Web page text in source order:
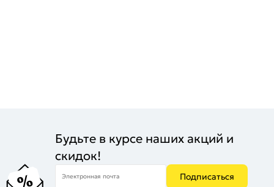
Будьте в курсе наших акций и
скидок!
Электронная почта Подписаться